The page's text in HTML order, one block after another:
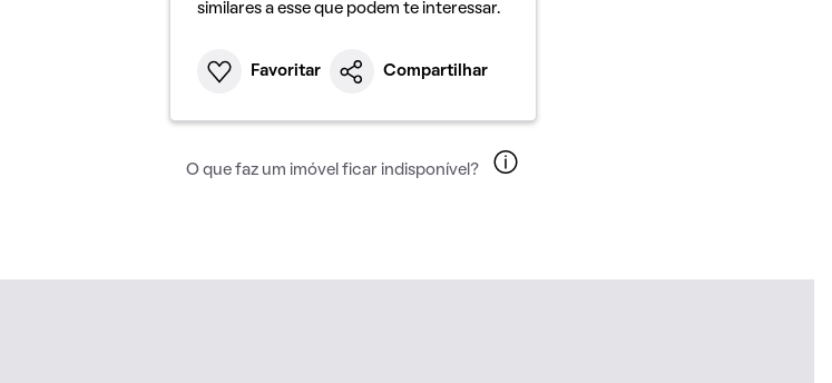
similares a esse que podem te interessar.
Favoritar Compartilhar
O que faz um imóvel ficar indisponível?